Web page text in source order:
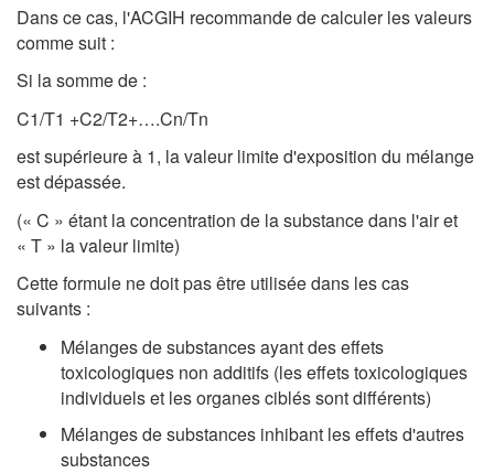
Dans ce cas, l'ACGIH recommande de calculer les valeurs
comme suit :
Si la somme de :
C1/T1 +C2/T2+….Cn/Tn
est supérieure à 1, la valeur limite d'exposition du mélange
est dépassée.
(« C » étant la concentration de la substance dans l'air et
« T » la valeur limite)
Cette formule ne doit pas être utilisée dans les cas
suivants :
Mélanges de substances ayant des effets
toxicologiques non additifs (les effets toxicologiques
individuels et les organes ciblés sont différents)
Mélanges de substances inhibant les effets d'autres
substances